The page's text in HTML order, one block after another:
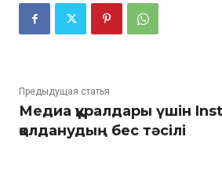
Предыдущая статья
Медиа құралдары үшін
қолданудың бес тәсілі